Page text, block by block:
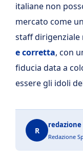
italiane non
mercato come
staff dirigenziale
e corretta, con
fiducia data a
essere gli idoli
R
redazione
Redazione